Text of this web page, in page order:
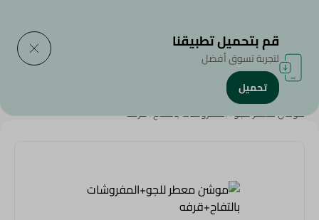
الرئيسية/المنظفات
موشن معطر للجو+المفروشات بالتفاح+قرفه
قم بتحميل تطبيقنا
لتجربة تسوق أفضل
تحميل